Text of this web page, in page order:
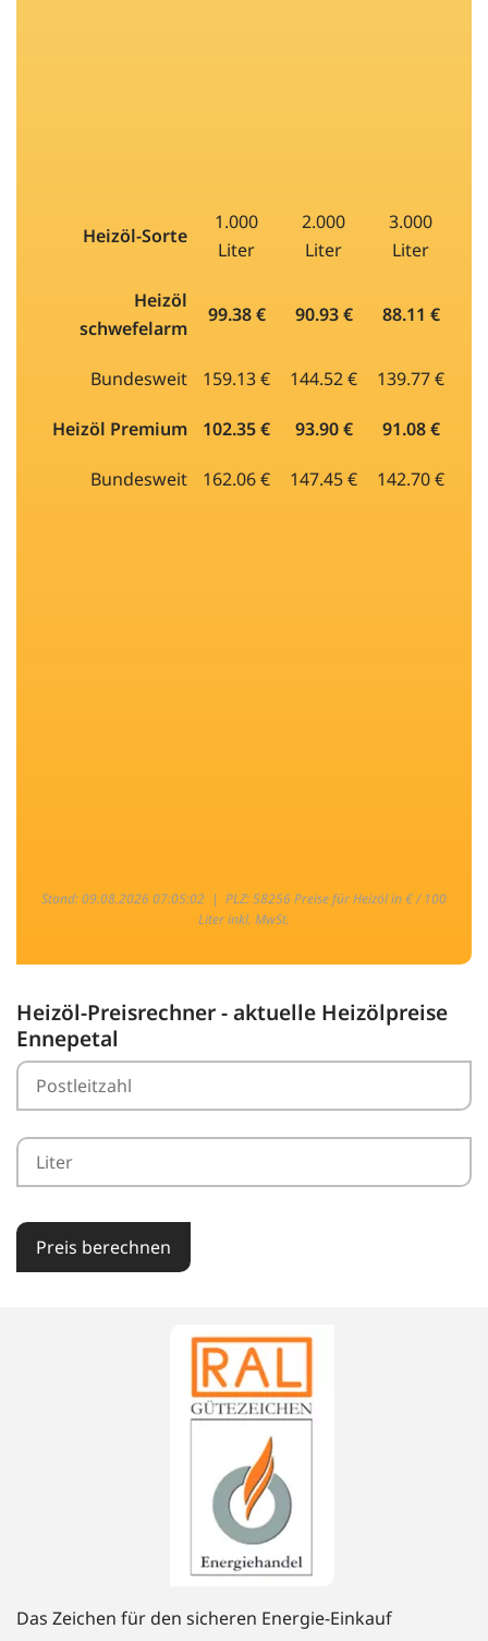
Heizöl-Sorte
1.000
Liter
2.000
Liter
3.000
Liter
Heizöl
schwefelarm
99.38 € 90.93 € 88.11 €
Bundesweit 159.13 € 144.52 € 139.77 €
Heizöl Premium 102.35 € 93.90 € 91.08 €
Bundesweit 162.06 € 147.45 € 142.70 €
Stand: 09.08.2026 07:05:02 | PLZ: 58256 Preise für Heizöl in € / 100
Liter inkl. MwSt.
Heizöl-Preisrechner - aktuelle Heizölpreise
Ennepetal
Preis berechnen
Das Zeichen für den sicheren Energie-Einkauf